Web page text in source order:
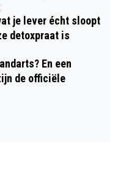
je lever écht sloopt
detoxpraat is
En een
de officiële